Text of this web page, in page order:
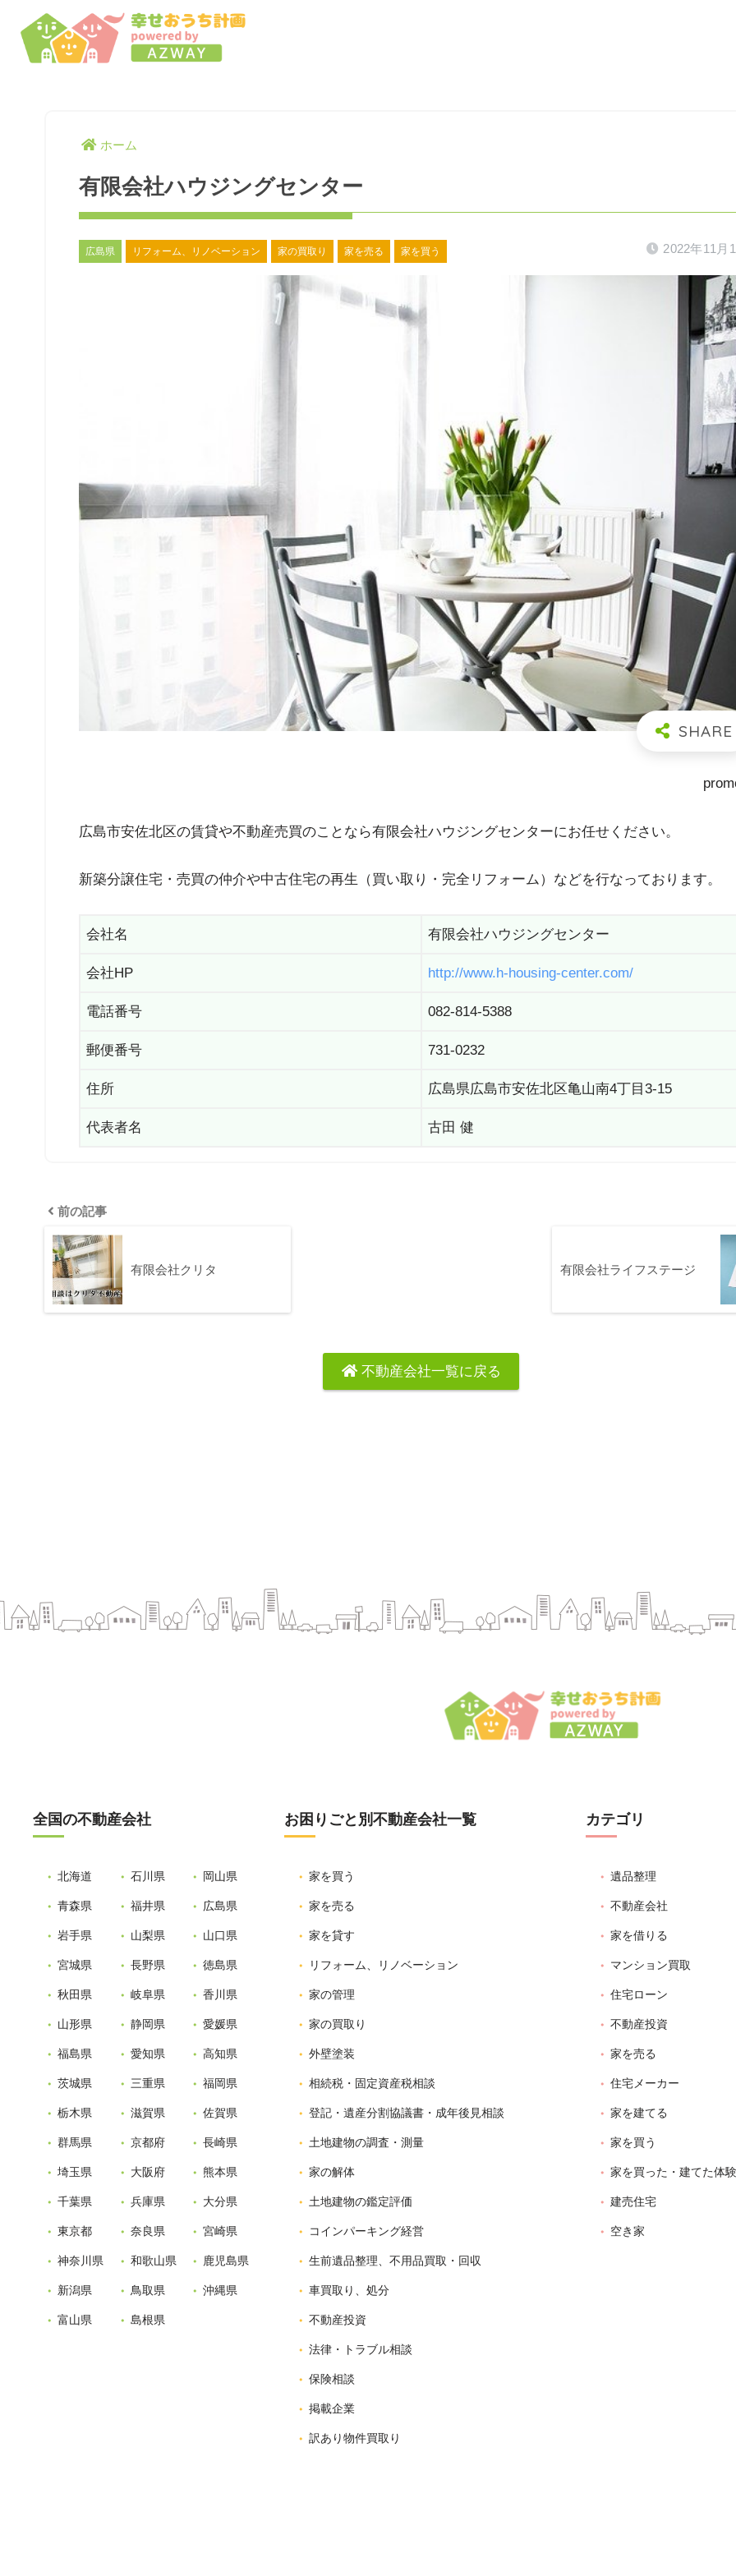
ホーム
有限会社ハウジングセンター
広島県 リフォーム、リノベーション 家の買取り 家を売る 家を買う 2022年11月
広島市安佐北区の賃貸や不動産売買のことなら有限会社ハウジングセンターにお任せください。
新築分譲住宅・売買の仲介や中古住宅の再生（買い取り・完全リフォーム）などを行なっております。
会社名 有限会社ハウジングセンター
会社HP http://www.h-housing-center.com/
電話番号 082-814-5388
郵便番号 731-0232
住所 広島県広島市安佐北区亀山南4丁目3-15
代表者名 古田 健
前の記事
有限会社クリタ 有限会社ライフステージ
不動産会社一覧に戻る
全国の不動産会社
北海道
青森県
岩手県
宮城県
秋田県
山形県
福島県
茨城県
栃木県
群馬県
埼玉県
千葉県
東京都
神奈川県
新潟県
富山県
石川県
福井県
山梨県
長野県
岐阜県
静岡県
愛知県
三重県
滋賀県
京都府
大阪府
兵庫県
奈良県
和歌山県
鳥取県
島根県
岡山県
広島県
山口県
徳島県
香川県
愛媛県
高知県
福岡県
佐賀県
長崎県
熊本県
大分県
宮崎県
鹿児島県
沖縄県
お困りごと別不動産会社一覧
家を買う
家を売る
家を貸す
リフォーム、リノベーション
家の管理
家の買取り
外壁塗装
相続税・固定資産税相談
登記・遺産分割協議書・成年後見相談
土地建物の調査・測量
家の解体
土地建物の鑑定評価
コインパーキング経営
生前遺品整理、不用品買取・回収
車買取り、処分
不動産投資
法律・トラブル相談
保険相談
掲載企業
訳あり物件買取り
カテゴリ
遺品整理
不動産会社
家を借りる
マンション買取
住宅ローン
不動産投資
家を売る
住宅メーカー
家を建てる
家を買う
家を買った・建てた体
建売住宅
空き家